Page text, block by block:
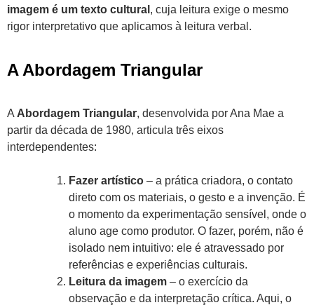
imagem é um texto cultural , cuja leitura exige o mesmo
rigor interpretativo que aplicamos à leitura verbal.
A Abordagem Triangular
A Abordagem Triangular, desenvolvida por Ana Mae a
partir da década de 1980, articula três eixos
interdependentes:
Fazer artístico – a prática criadora, o contato
direto com os materiais, o gesto e a invenção. É
o momento da experimentação sensível, onde o
aluno age como produtor. O fazer, porém, não é
isolado nem intuitivo: ele é atravessado por
referências e experiências culturais.
Leitura da imagem – o exercício da
observação e da interpretação crítica. Aqui, o